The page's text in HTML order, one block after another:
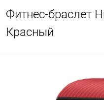
Фитнес-браслет
Красный
Сегодня
в корзину